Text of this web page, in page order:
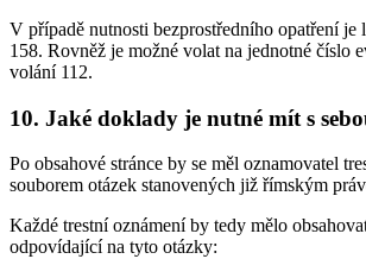
V případě nutnosti bezprostředního opatření je
158. Rovněž je možné volat na jednotné číslo
volání 112.
10. Jaké doklady je nutné mít s
Po obsahové stránce by se měl oznamovatel
souborem otázek stanovených již římským
Každé trestní oznámení by tedy mělo
odpovídající na tyto otázky: